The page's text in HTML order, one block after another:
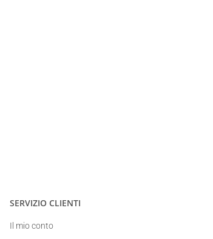
SERVIZIO CLIENTI
Il mio conto